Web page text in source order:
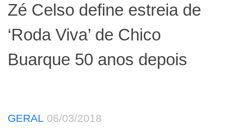
Zé Celso define estreia de
‘Roda Viva’ de Chico
Buarque 50 anos depois
GERAL 06/03/2018